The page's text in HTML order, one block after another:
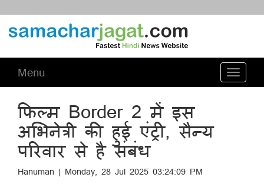
Toggle
Menu
फिल्म Border 2 में इस
अभिनेत्री की हुई एंट्री, सैन्य
परिवार से है संबंध
Hanuman | Monday, 28 Jul 2025 03:24:09 PM